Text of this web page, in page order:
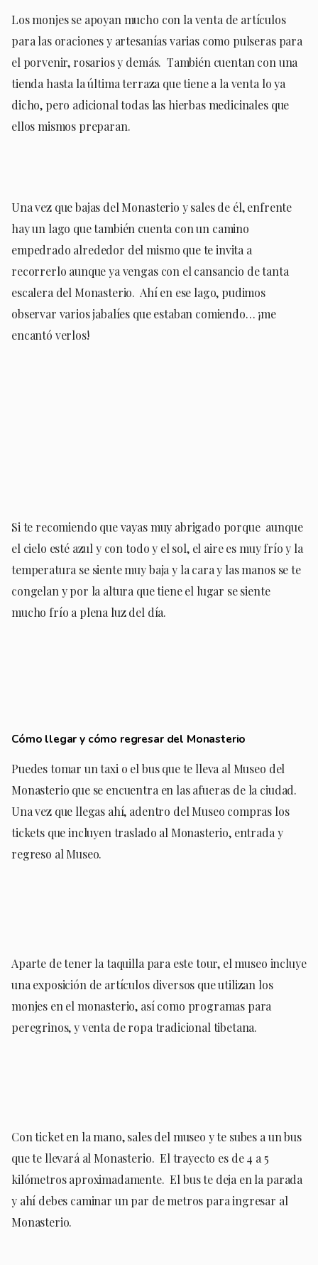
Los monjes se apoyan mucho con la venta de artículos
para las oraciones y artesanías varias como pulseras para
el porvenir, rosarios y demás. También cuentan con una
tienda hasta la última terraza que tiene a la venta lo ya
dicho, pero adicional todas las hierbas medicinales que
ellos mismos preparan.
Una vez que bajas del Monasterio y sales de él, enfrente
hay un lago que también cuenta con un camino
empedrado alrededor del mismo que te invita a
recorrerlo aunque ya vengas con el cansancio de tanta
escalera del Monasterio. Ahí en ese lago, pudimos
observar varios jabalíes que estaban comiendo… ¡me
encantó verlos!
Si te recomiendo que vayas muy abrigado porque aunque
el cielo esté azul y con todo y el sol, el aire es muy frío y la
temperatura se siente muy baja y la cara y las manos se te
congelan y por la altura que tiene el lugar se siente
mucho frío a plena luz del día.
Cómo llegar y cómo regresar del Monasterio
Puedes tomar un taxi o el bus que te lleva al Museo del
Monasterio que se encuentra en las afueras de la ciudad.
Una vez que llegas ahí, adentro del Museo compras los
tickets que incluyen traslado al Monasterio, entrada y
regreso al Museo.
Aparte de tener la taquilla para este tour, el museo incluye
una exposición de artículos diversos que utilizan los
monjes en el monasterio, así como programas para
peregrinos, y venta de ropa tradicional tibetana.
Con ticket en la mano, sales del museo y te subes a un bus
que te llevará al Monasterio. El trayecto es de 4 a 5
kilómetros aproximadamente. El bus te deja en la parada
y ahí debes caminar un par de metros para ingresar al
Monasterio.